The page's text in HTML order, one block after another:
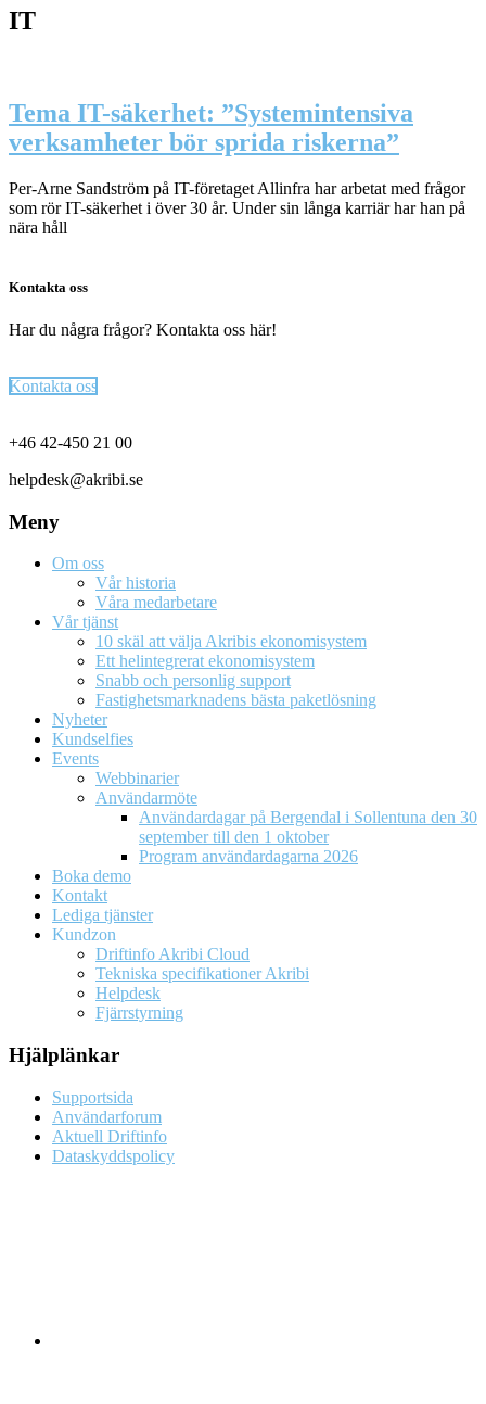
IT
Tema IT-säkerhet: ”Systemintensiva
verksamheter bör sprida riskerna”
Per-Arne Sandström på IT-företaget Allinfra har arbetat med frågor
som rör IT-säkerhet i över 30 år. Under sin långa karriär har han på
nära håll
Kontakta oss
Har du några frågor? Kontakta oss här!
Kontakta oss
+46 42-450 21 00
helpdesk@akribi.se
Meny
Om oss
Vår historia
Våra medarbetare
Vår tjänst
10 skäl att välja Akribis ekonomisystem
Ett helintegrerat ekonomisystem
Snabb och personlig support
Fastighetsmarknadens bästa paketlösning
Nyheter
Kundselfies
Events
Webbinarier
Användarmöte
Användardagar på Bergendal i Sollentuna den 30
september till den 1 oktober
Program användardagarna 2026
Boka demo
Kontakt
Lediga tjänster
Kundzon
Driftinfo Akribi Cloud
Tekniska specifikationer Akribi
Helpdesk
Fjärrstyrning
Hjälplänkar
Supportsida
Användarforum
Aktuell Driftinfo
Dataskyddspolicy